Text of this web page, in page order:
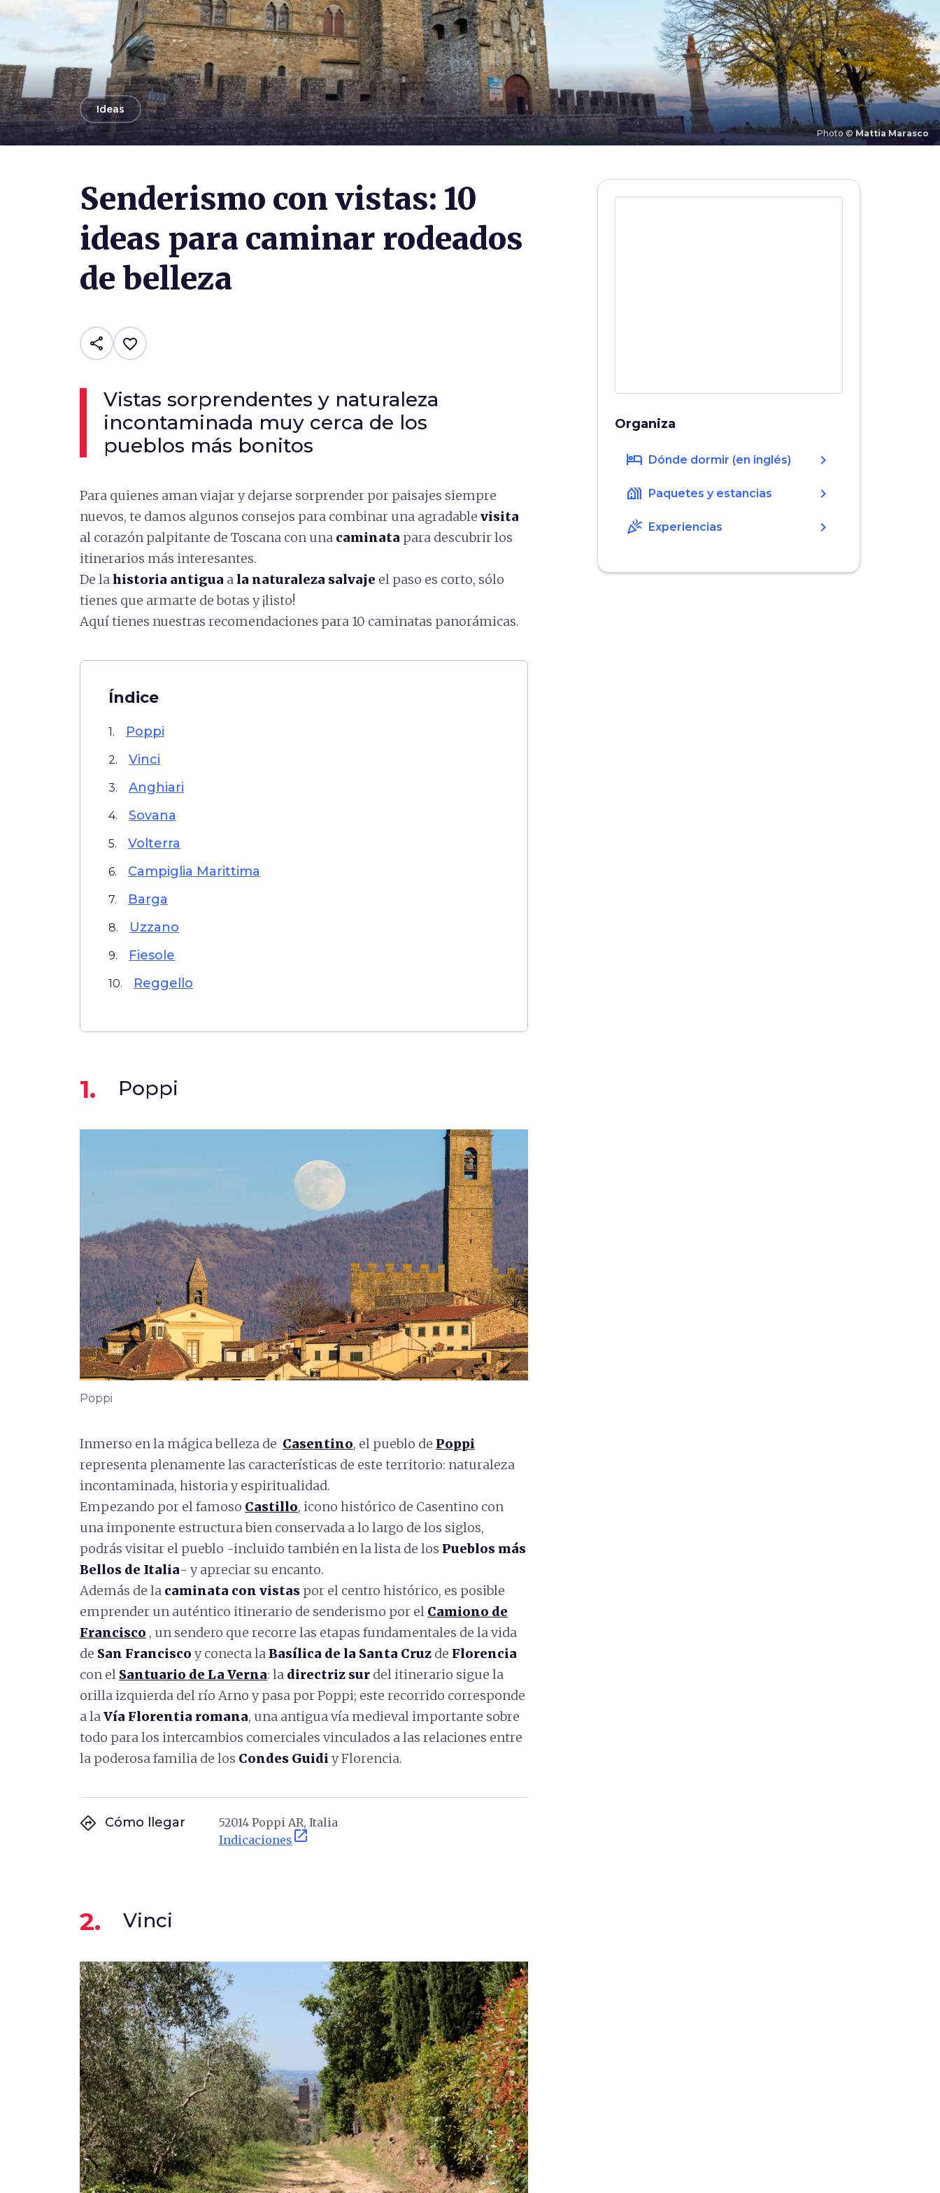
Photo © Mattia Marasco
arrow_backIdeas
Senderismo con vistas: 10
ideas para caminar rodeados
de belleza
share favorite_border
Vistas sorprendentes y naturaleza
incontaminada muy cerca de los
pueblos más bonitos
Para quienes aman viajar y dejarse sorprender por paisajes siempre
nuevos, te damos algunos consejos para combinar una agradable visita
al corazón palpitante de Toscana con una caminata para descubrir los
itinerarios más interesantes.
De lahistoria antigua ala naturaleza salvaje el paso es corto, sólo
tienes que armarte de botas y ¡listo!
Aquí tienes nuestras recomendaciones para 10 caminatas panorámicas.
Índice
1. Poppi
2. Vinci
3. Anghiari
4. Sovana
5. Volterra
6. Campiglia Marittima
7. Barga
8. Uzzano
9. Fiesole
10. Reggello
1. Poppi
Poppi
Inmerso en la mágica belleza de Casentino, el pueblo de Poppi
representa plenamente las características de este territorio: naturaleza
incontaminada, historia y espiritualidad.
Empezando por el famoso Castillo, icono histórico de Casentino con
una imponente estructura bien conservada a lo largo de los siglos,
podrás visitar el pueblo -incluido también en la lista de los Pueblos más
Bellos de Italia- y apreciar su encanto.
Además de la caminata con vistas por el centro histórico, es posible
emprender un auténtico itinerario de senderismo por el Camiono de
Francisco , un sendero que recorre las etapas fundamentales de la vida
de San Francisco y conecta laBasílica de la Santa Cruz de Florencia
con el Santuario de La Verna: la directriz sur del itinerario sigue la
orilla izquierda del río Arno y pasa por Poppi; este recorrido corresponde
a laVía Florentia romana, una antigua vía medieval importante sobre
todo para los intercambios comerciales vinculados a las relaciones entre
la poderosa familia de los Condes Guidi y Florencia.
directions Cómo llegar
52014 Poppi AR, Italia
Indicaciones open_in_new
2. Vinci
Organiza
hotel Dónde dormir (en inglés) chevron_right
holiday_village Paquetes y estancias chevron_right
celebration Experiencias chevron_right